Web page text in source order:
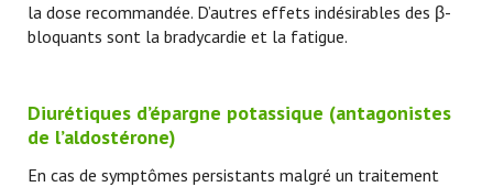
la dose recommandée. D’autres effets indésirables des β-
bloquants sont la bradycardie et la fatigue.
Diurétiques d’épargne potassique (antagonistes
de l’aldostérone)
En cas de symptômes persistants malgré un traitement